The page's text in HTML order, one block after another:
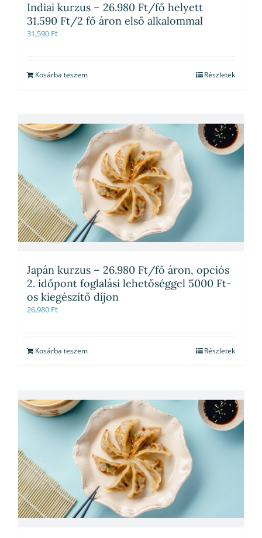
Indiai kurzus – 26.980 Ft/fő helyett
31.590 Ft/2 fő áron első alkalommal
31,590 Ft
Kosárba teszem Részletek
Japán kurzus – 26.980 Ft/fő áron, opciós
2. időpont foglalási lehetőséggel 5000 Ft-
os kiegészítő díjon
26,980 Ft
Kosárba teszem Részletek